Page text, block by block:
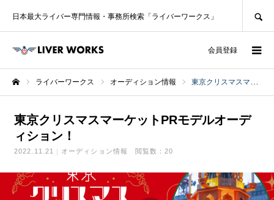
日本最大ライバー専門情報・事務所検索「ライバーワークス」
会員登録
ライバーワークス オーディション情報 東京クリスマスマーケットPRモデルオーディション！
東京クリスマスマーケットPRモデルオーデ
ィション！
2022.11.21 オーディション情報 閲覧数：20